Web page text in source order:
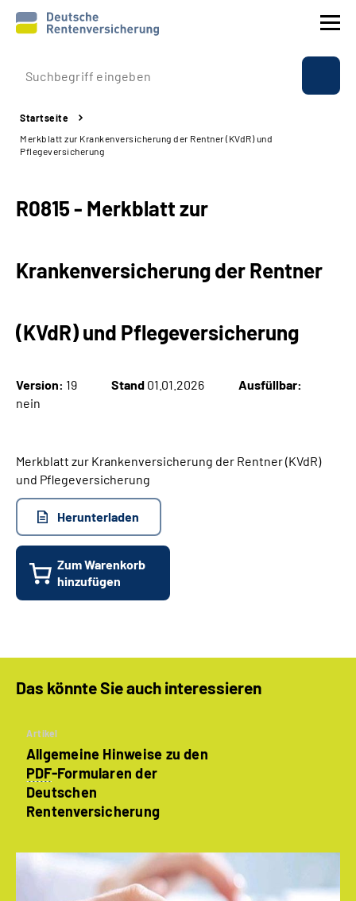
Prävention
Reha
Beratung & Kontakt
Experten
Suche
Inhalte in Gebärdensprache (DGS)
Leichte Sprache
Mein Kundenportal
Startseite
Merkblatt zur Krankenversicherung der Rentner (KVdR) und
Pflegeversicherung
R0815 - Merkblatt zur
Krankenversicherung der Rentner
(KVdR) und Pflegeversicherung
Version: 19 Stand 01.01.2026
Ausfüllbar:
nein
Merkblatt zur Krankenversicherung der Rentner (KVdR)
und Pflegeversicherung
Herunterladen
Zum Warenkorb
hinzufügen
Das könnte Sie auch interessieren
Artikel
Allgemeine Hinweise zu den
PDF-Formularen der
Deutschen
Rentenversicherung